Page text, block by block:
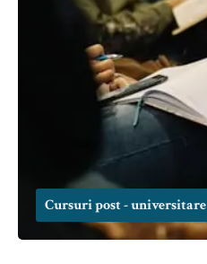
Cursuri post - universitare